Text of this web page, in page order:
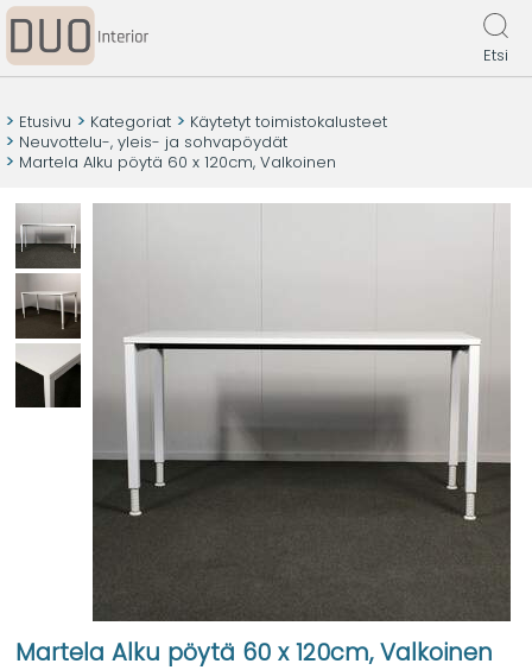
Etsi
Etusivu Kategoriat
Käytetyt toimistokalusteet
Neuvottelu-, yleis- ja sohvapöydät
Martela Alku pöytä 60 x 120cm, Valkoinen
Martela Alku pöytä 60 x 120cm, Valkoinen